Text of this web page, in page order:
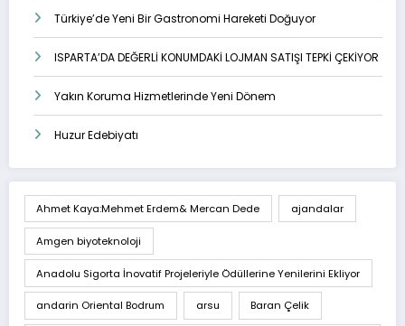
Türkiye’de Yeni Bir Gastronomi Hareketi Doğuyor
ISPARTA’DA DEĞERLİ KONUMDAKİ LOJMAN SATIŞI TEPKİ ÇEKİYOR
Yakın Koruma Hizmetlerinde Yeni Dönem
Huzur Edebiyatı
Ahmet Kaya:Mehmet Erdem& Mercan Dede ajandalar
Amgen biyoteknoloji
Anadolu Sigorta İnovatif Projeleriyle Ödüllerine Yenilerini Ekliyor
andarin Oriental Bodrum arsu Baran Çelik